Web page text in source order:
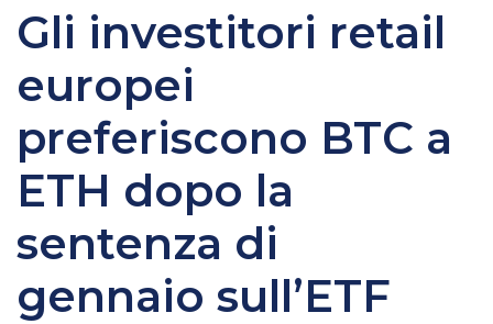
Gli investitori retail
europei
preferiscono BTC a
ETH dopo la
sentenza di
gennaio sull’ETF